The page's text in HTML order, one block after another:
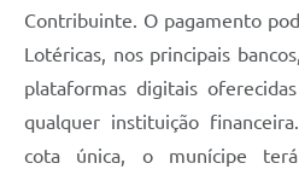
Contribuinte. O pagamento
Lotéricas, nos principais
plataformas digitais
qualquer instituição
cota única, o munícipe